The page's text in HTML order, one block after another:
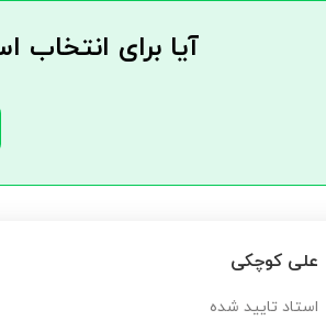
آیا برای انتخاب
علی کوچکی
استاد تایید شده